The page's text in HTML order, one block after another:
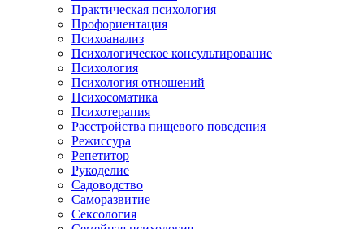
Практическая психология
Профориентация
Психоанализ
Психологическое консультирование
Психология
Психология отношений
Психосоматика
Психотерапия
Расстройства пищевого поведения
Режиссура
Репетитор
Рукоделие
Садоводство
Саморазвитие
Сексология